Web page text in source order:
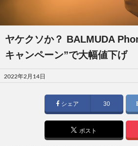
ヤケクソか？ BALMUDA
キャンペーン”で大幅値下げ
投
稿
2022年2月14日
シェア 30
ポスト